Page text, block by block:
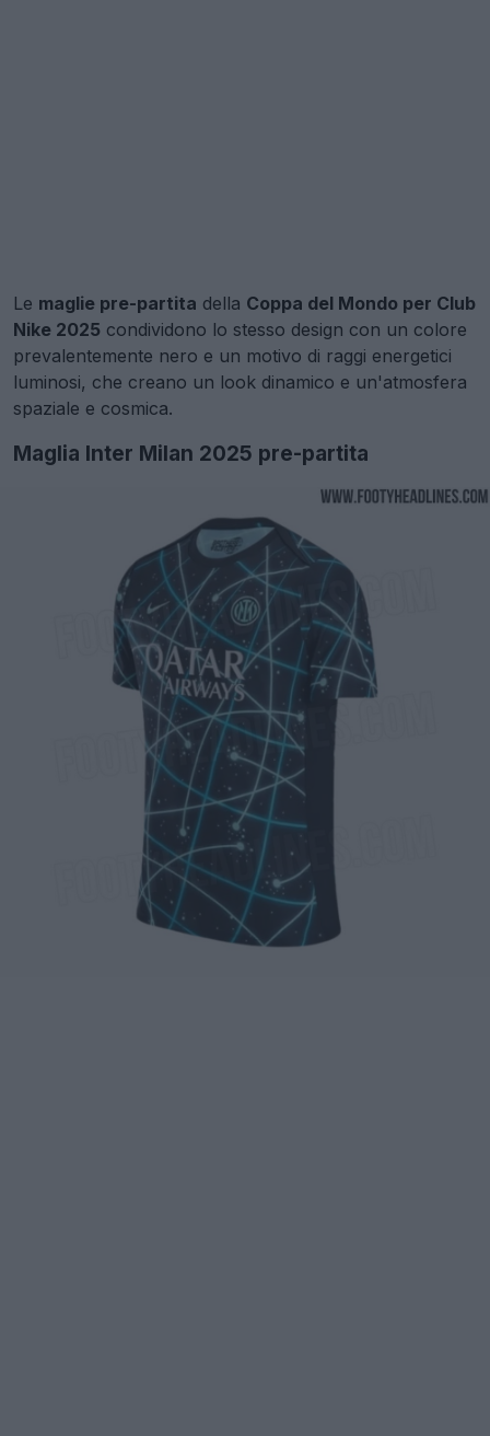
Le maglie pre-partita della Coppa del Mondo per Club
Nike 2025 condividono lo stesso design con un colore
prevalentemente nero e un motivo di raggi energetici
luminosi, che creano un look dinamico e un'atmosfera
spaziale e cosmica.
Maglia Inter Milan 2025 pre-partita